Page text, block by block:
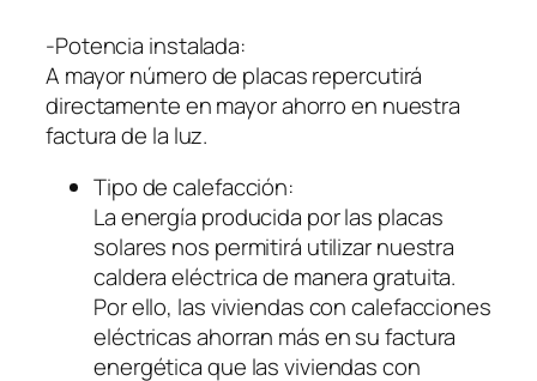
-Potencia instalada:
A mayor número de placas repercutirá
directamente en mayor ahorro en nuestra
factura de la luz.
Tipo de calefacción:
La energía producida por las placas
solares nos permitirá utilizar nuestra
caldera eléctrica de manera gratuita.
Por ello, las viviendas con calefacciones
eléctricas ahorran más en su factura
energética que las viviendas con